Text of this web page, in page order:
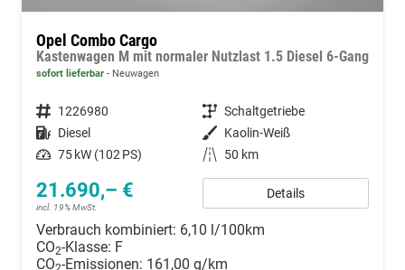
Opel Combo Cargo
Kastenwagen M mit normaler Nutzlast 1.5 Diesel 6-Gang
sofort lieferbar Neuwagen
Fahrzeugnummer 1226980 Getriebe Schaltgetriebe
Kraftstoff Diesel Außenfarbe Kaolin-Weiß
Leistung 75 kW (102 PS) Kilometerstand 50 km
21.690,– €
incl. 19% MwSt.
Details
Verbrauch kombiniert: 6,10 l/100km
CO2-Klasse: F
CO -Emissionen: 161,00 g/km